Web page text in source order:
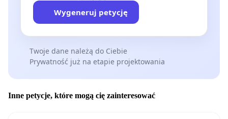
Wygeneruj petycję
Twoje dane należą do Ciebie
Prywatność już na etapie projektowania
Inne petycje, które mogą cię zainteresować